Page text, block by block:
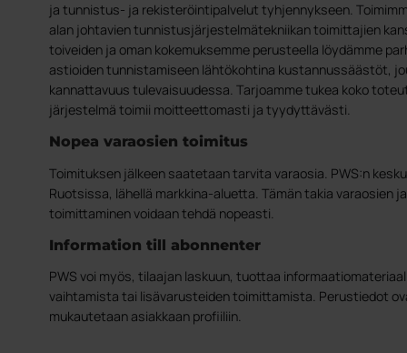
ja tunnistus- ja rekisteröintipalvelut tyhjennykseen.
alan johtavien tunnistusjärjestelmätekniikan toimittajien
toiveiden ja oman kokemuksemme perusteella löydämme
astioiden tunnistamiseen lähtökohtina kustannussäästöt,
kannattavuus tulevaisuudessa. Tarjoamme tukea koko
järjestelmä toimii moitteettomasti ja tyydyttävästi.
Nopea varaosien toimitus
Toimituksen jälkeen saatetaan tarvita varaosia. PWS:n
Ruotsissa, lähellä markkina-aluetta. Tämän takia varaosien
toimittaminen voidaan tehdä nopeasti.
Information till abonnenter
PWS voi myös, tilaajan laskuun, tuottaa
vaihtamista tai lisävarusteiden toimittamista. Perustiedot
mukautetaan asiakkaan profiiliin.